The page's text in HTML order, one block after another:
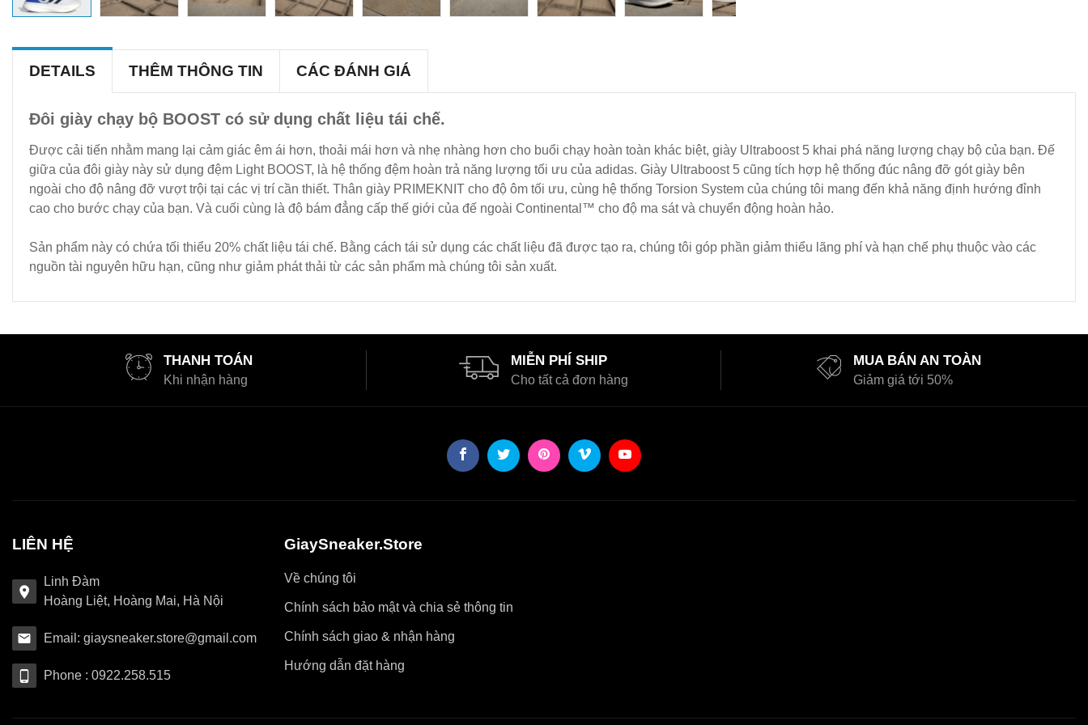
DETAILS THÊM THÔNG TIN CÁC ĐÁNH GIÁ
Đôi giày chạy bộ BOOST có sử dụng chất liệu tái chế.
Được cải tiến nhằm mang lại cảm giác êm ái hơn, thoải mái hơn và nhẹ nhàng hơn cho buổi chạy hoàn toàn khác biệt, giày Ultraboost 5 khai phá năng lượng chạy bộ của bạn. Đế
giữa của đôi giày này sử dụng đệm Light BOOST, là hệ thống đệm hoàn trả năng lượng tối ưu của adidas. Giày Ultraboost 5 cũng tích hợp hệ thống đúc nâng đỡ gót giày bên
ngoài cho độ nâng đỡ vượt trội tại các vị trí cần thiết. Thân giày PRIMEKNIT cho độ ôm tối ưu, cùng hệ thống Torsion System của chúng tôi mang đến khả năng định hướng đỉnh
cao cho bước chạy của bạn. Và cuối cùng là độ bám đẳng cấp thế giới của đế ngoài Continental™ cho độ ma sát và chuyển động hoàn hảo.
Sản phẩm này có chứa tối thiểu 20% chất liệu tái chế. Bằng cách tái sử dụng các chất liệu đã được tạo ra, chúng tôi góp phần giảm thiểu lãng phí và hạn chế phụ thuộc vào các
nguồn tài nguyên hữu hạn, cũng như giảm phát thải từ các sản phẩm mà chúng tôi sản xuất.
THANH TOÁN
Khi nhận hàng
MIỄN PHÍ SHIP
Cho tất cả đơn hàng
MUA BÁN AN TOÀN
Giảm giá tới 50%
LIÊN HỆ
Linh Đàm
Hoàng Liệt, Hoàng Mai, Hà Nội
Email: giaysneaker.store@gmail.com
Phone : 0922.258.515
GiaySneaker.Store
Về chúng tôi
Chính sách bảo mật và chia sẻ thông tin
Chính sách giao & nhận hàng
Hướng dẫn đặt hàng